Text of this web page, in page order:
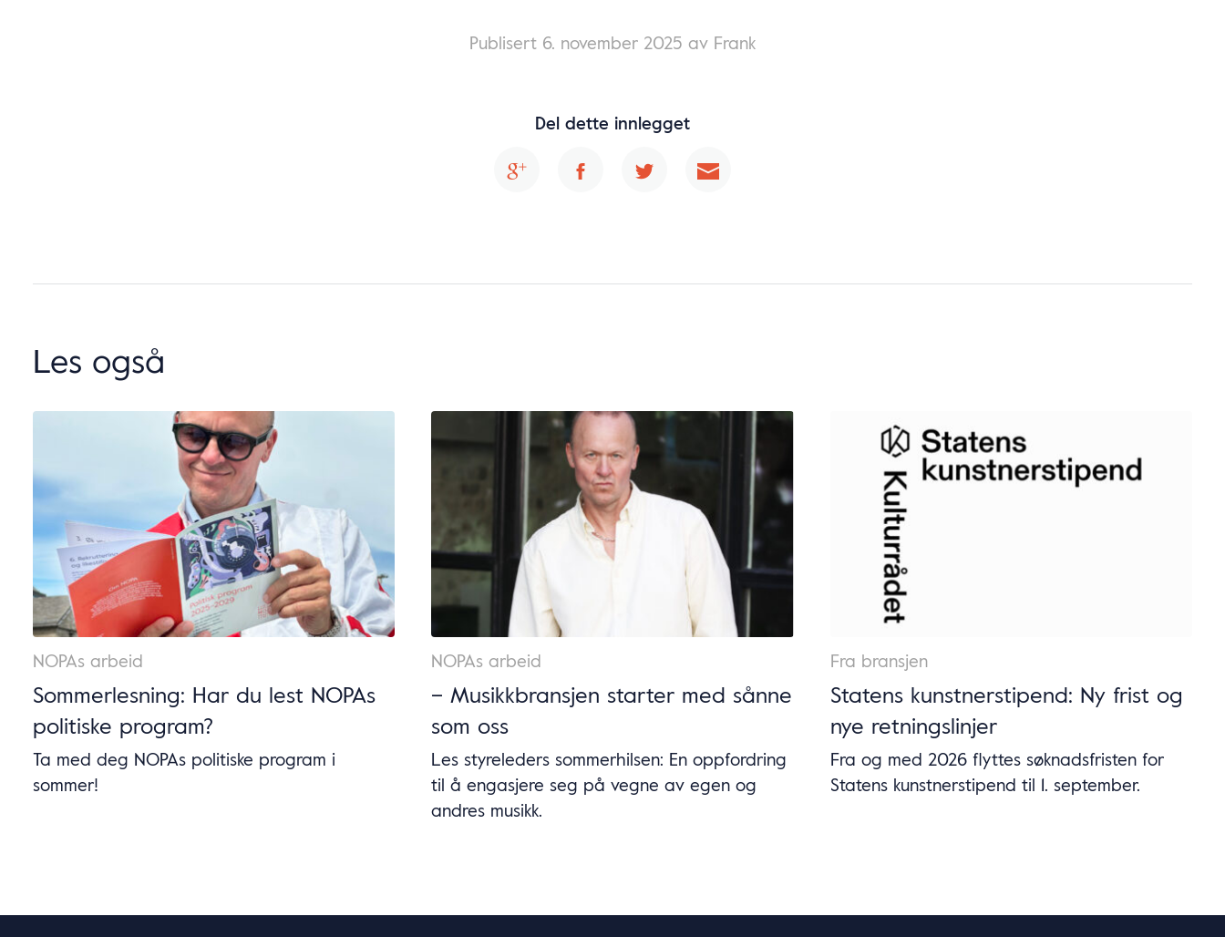
Publisert 6. november 2025 av Frank
Del dette innlegget
Les også
NOPAs arbeid
Sommerlesning: Har du lest NOPAs
politiske program?
Ta med deg NOPAs politiske program i
sommer!
NOPAs arbeid
– Musikkbransjen starter med sånne
som oss
Les styreleders sommerhilsen: En oppfordring
til å engasjere seg på vegne av egen og
andres musikk.
Fra bransjen
Statens kunstnerstipend: Ny frist og
nye retningslinjer
Fra og med 2026 flyttes søknadsfristen for
Statens kunstnerstipend til 1. september.